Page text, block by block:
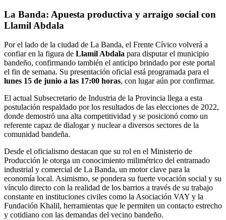
​La Banda: Apuesta productiva y arraigo social con
Llamil Abdala
​Por el lado de la ciudad de La Banda, el Frente Cívico volverá a
confiar en la figura de Llamil Abdala para disputar el municipio
bandeño, confirmando también el anticipo brindado por este portal
el fin de semana. Su presentación oficial está programada para el
lunes 15 de junio a las 17:00 horas, con lugar aún por confirmar.
​El actual Subsecretario de Industria de la Provincia llega a esta
postulación respaldado por los resultados de las elecciones de 2022,
donde demostró una alta competitividad y se posicionó como un
referente capaz de dialogar y nuclear a diversos sectores de la
comunidad bandeña.
​Desde el oficialismo destacan que su rol en el Ministerio de
Producción le otorga un conocimiento milimétrico del entramado
industrial y comercial de La Banda, un motor clave para la
economía local. Asimismo, se pondera su fuerte vocación social y su
vínculo directo con la realidad de los barrios a través de su trabajo
constante en instituciones civiles como la Asociación VAY y la
Fundación Khalil, herramientas que le permiten un contacto estrecho
y cotidiano con las demandas del vecino bandeño.